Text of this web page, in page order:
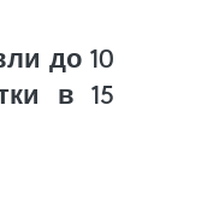
до 10
в 15